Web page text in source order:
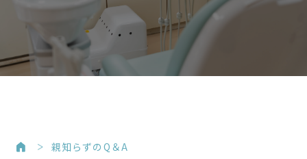
親知らずのQ＆A